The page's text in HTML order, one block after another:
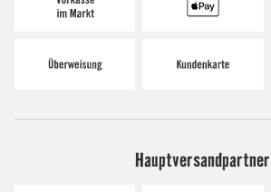
Hauptversandpartner